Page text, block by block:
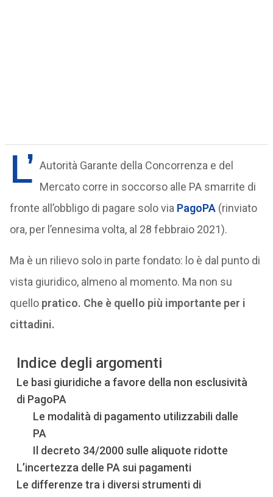
L’ Autorità Garante della Concorrenza e del
Mercato corre in soccorso alle PA smarrite di
fronte all’obbligo di pagare solo via PagoPA(rinviato
ora, per l’ennesima volta, al 28 febbraio 2021).
Ma è un rilievo solo in parte fondato: lo è dal punto di
vista giuridico, almeno al momento. Ma non su
quello pratico. Che è quello più importante per i
cittadini.
Indice degli argomenti
Le basi giuridiche a favore della non esclusività
di PagoPA
Le modalità di pagamento utilizzabili dalle
PA
Il decreto 34/2000 sulle aliquote ridotte
L’incertezza delle PA sui pagamenti
Le differenze tra i diversi strumenti di